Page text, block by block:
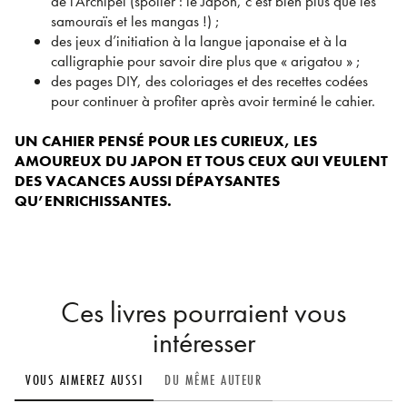
samouraïs et les mangas !) ;
des jeux d’initiation à la langue japonaise et à la
calligraphie pour savoir dire plus que « arigatou » ;
des pages DIY, des coloriages et des recettes codées
pour continuer à profiter après avoir terminé le cahier.
UN CAHIER PENSÉ POUR LES CURIEUX, LES
AMOUREUX DU JAPON ET TOUS CEUX QUI VEULENT
DES VACANCES AUSSI DÉPAYSANTES
QU’ENRICHISSANTES.
Ces livres pourraient vous
intéresser
VOUS AIMEREZ AUSSI DU MÊME AUTEUR